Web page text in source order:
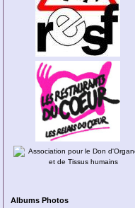
Albums Photos